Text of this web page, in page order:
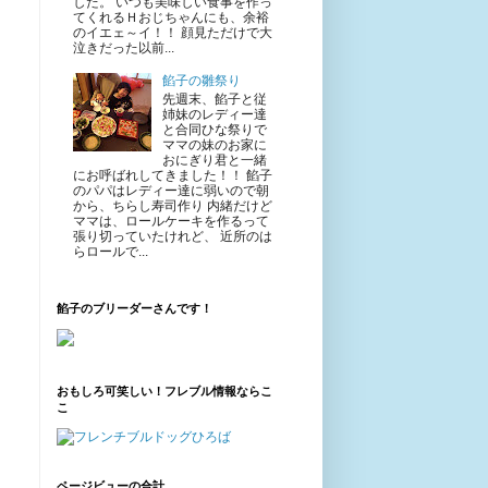
てくれるＨおじちゃんにも、余裕
のイエェ～イ！！ 顔見ただけで大
泣きだった以前...
餡子の雛祭り
先週末、餡子と従
姉妹のレディー達
と合同ひな祭りで
ママの妹のお家に
おにぎり君と一緒
にお呼ばれしてきました！！ 餡子
のパパはレディー達に弱いので朝
から、ちらし寿司作り 内緒だけど
ママは、ロールケーキを作るって
張り切っていたけれど、 近所のは
らロールで...
餡子のブリーダーさんです！
おもしろ可笑しい！フレブル情報ならこ
こ